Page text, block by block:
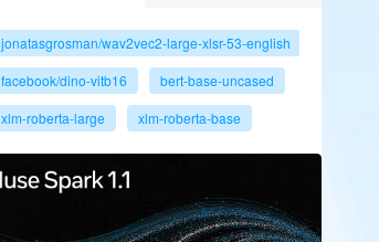
jonatasgrosman/wav2vec2-large-xlsr-53-english
facebook/dino-vitb16
bert-base-uncased
xlm-roberta-large
xlm-roberta-base
gpt2
microsoft/resnet-50
facebook/dino-vits8